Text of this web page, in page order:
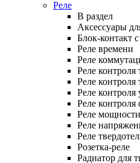
Реле
В раздел
Аксессуары
Блок-контакт
Реле времени
Реле
Реле контроля
Реле контроля
Реле контроля
Реле контроля
Реле мощности
Реле
Реле
Розетка-реле
Радиатор для